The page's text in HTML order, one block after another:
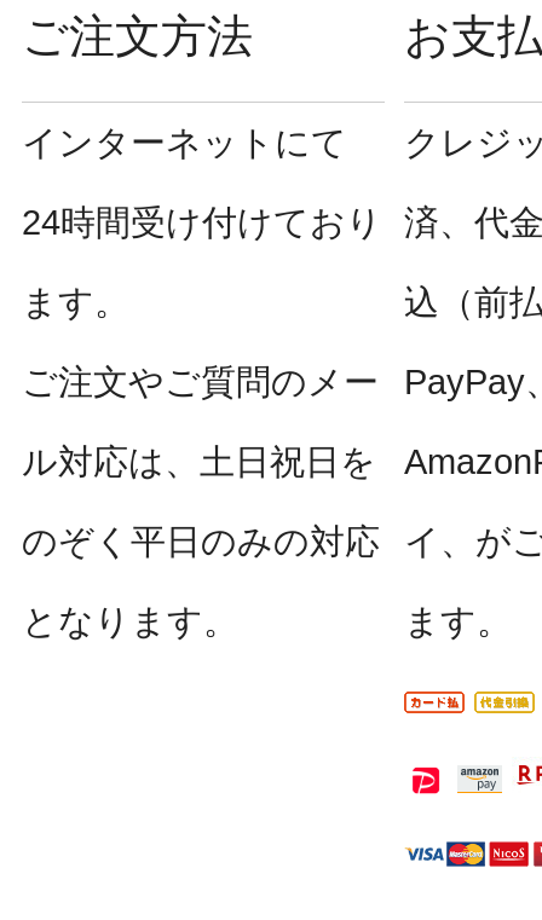
ご注文方法
インターネットにて
24時間受け付けており
ます。
ご注文やご質問のメー
ル対応は、土日祝日を
のぞく平日のみの対応
となります。
お支
クレジ
済、代
込（前
PayPay
イ、が
ます。